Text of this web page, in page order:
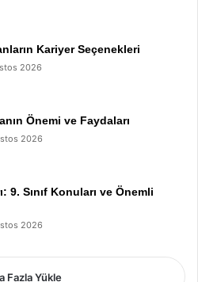
Kariyer Seçenekleri
2026
Önemi ve Faydaları
2026
9. Sınıf Konuları ve Önemli
2026
Fazla Yükle